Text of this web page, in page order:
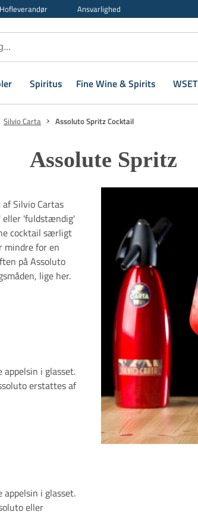
Ansvarlighed
Spiritus Fine Wine & Spirits WSET
Silvio Carta Assoluto Spritz Cocktail
Assolute Spritz
Silvio Cartas
eller 'fuldstændig'
cocktail særligt
mindre for en
på Assoluto
lige her.
i glasset.
erstattes af
i glasset.
eller